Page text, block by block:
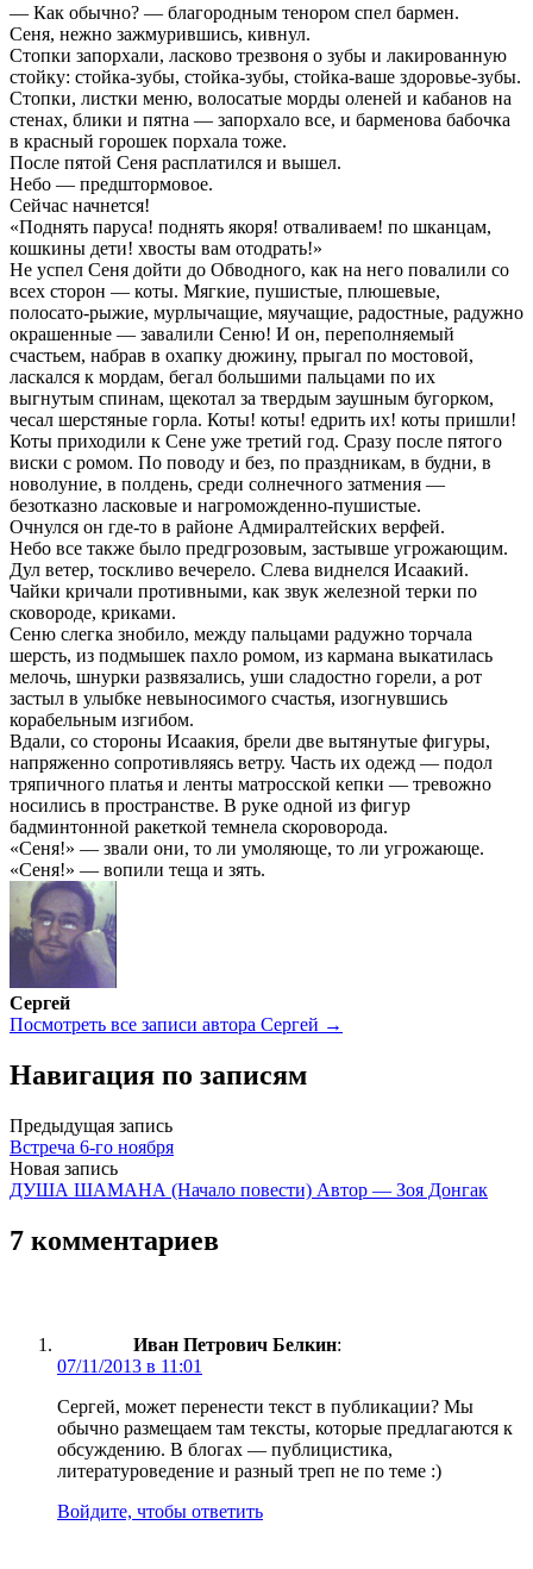
— Как обычно? — благородным тенором спел бармен.
Сеня, нежно зажмурившись, кивнул.
Стопки запорхали, ласково трезвоня о зубы и лакированную
стойку: стойка-зубы, стойка-зубы, стойка-ваше здоровье-зубы.
Стопки, листки меню, волосатые морды оленей и кабанов на
стенах, блики и пятна — запорхало все, и барменова бабочка
в красный горошек порхала тоже.
После пятой Сеня расплатился и вышел.
Небо — предштормовое.
Сейчас начнется!
«Поднять паруса! поднять якоря! отваливаем! по шканцам,
кошкины дети! хвосты вам отодрать!»
Не успел Сеня дойти до Обводного, как на него повалили со
всех сторон — коты. Мягкие, пушистые, плюшевые,
полосато-рыжие, мурлычащие, мяучащие, радостные, радужно
окрашенные — завалили Сеню! И он, переполняемый
счастьем, набрав в охапку дюжину, прыгал по мостовой,
ласкался к мордам, бегал большими пальцами по их
выгнутым спинам, щекотал за твердым заушным бугорком,
чесал шерстяные горла. Коты! коты! едрить их! коты пришли!
Коты приходили к Сене уже третий год. Сразу после пятого
виски с ромом. По поводу и без, по праздникам, в будни, в
новолуние, в полдень, среди солнечного затмения —
безотказно ласковые и нагроможденно-пушистые.
Очнулся он где-то в районе Адмиралтейских верфей.
Небо все также было предгрозовым, застывше угрожающим.
Дул ветер, тоскливо вечерело. Слева виднелся Исаакий.
Чайки кричали противными, как звук железной терки по
сковороде, криками.
Сеню слегка знобило, между пальцами радужно торчала
шерсть, из подмышек пахло ромом, из кармана выкатилась
мелочь, шнурки развязались, уши сладостно горели, а рот
застыл в улыбке невыносимого счастья, изогнувшись
корабельным изгибом.
Вдали, со стороны Исаакия, брели две вытянутые фигуры,
напряженно сопротивляясь ветру. Часть их одежд — подол
тряпичного платья и ленты матросской кепки — тревожно
носились в пространстве. В руке одной из фигур
бадминтонной ракеткой темнела скороворода.
«Сеня!» — звали они, то ли умоляюще, то ли угрожающе.
«Сеня!» — вопили теща и зять.
Сергей
Посмотреть все записи автора Сергей →
Навигация по записям
Предыдущая запись
Встреча 6-го ноября
Новая запись
ДУША ШАМАНА (Начало повести) Автор — Зоя Донгак
7 комментариев
Иван Петрович Белкин:
07/11/2013 в 11:01
Сергей, может перенести текст в публикации? Мы
обычно размещаем там тексты, которые предлагаются к
обсуждению. В блогах — публицистика,
литературоведение и разный треп не по теме :)
Войдите, чтобы ответить